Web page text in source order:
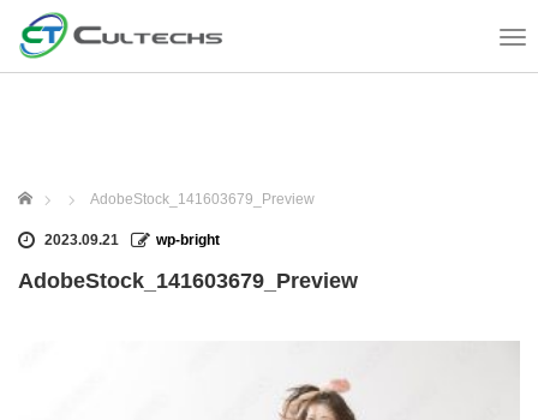
T
ホーム AdobeStock_141603679_Preview
2023.09.21 wp-bright
AdobeStock_141603679_Preview